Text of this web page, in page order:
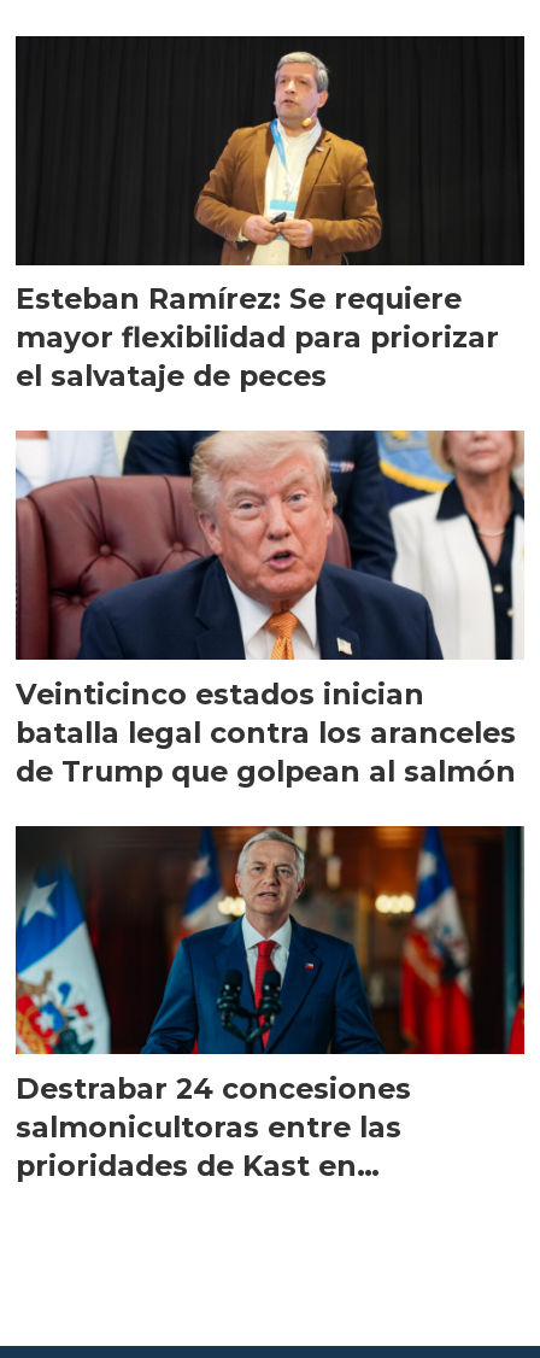
Esteban Ramírez: Se requiere
mayor flexibilidad para priorizar
el salvataje de peces
Veinticinco estados inician
batalla legal contra los aranceles
de Trump que golpean al salmón
Destrabar 24 concesiones
salmonicultoras entre las
prioridades de Kast en